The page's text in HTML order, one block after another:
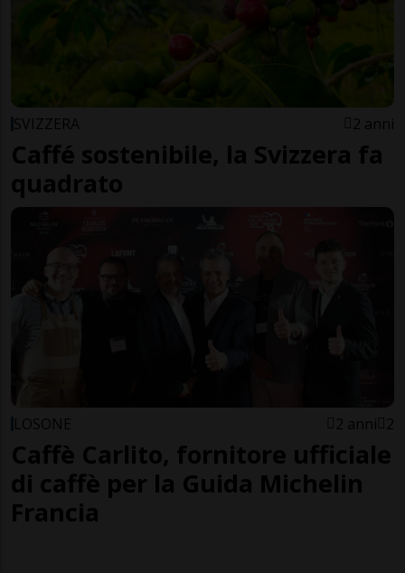
SVIZZERA 2 anni
Caffé sostenibile, la Svizzera fa
quadrato
LOSONE 2 anni 2
Caffè Carlito, fornitore ufficiale
di caffè per la Guida Michelin
Francia